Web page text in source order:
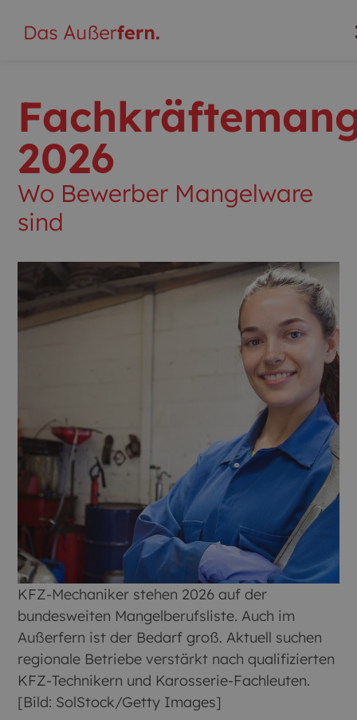
2026
Wo Bewerber Mangelware
sind
KFZ-Mechaniker stehen 2026 auf der
bundesweiten Mangelberufsliste. Auch im
Außerfern ist der Bedarf groß. Aktuell suchen
regionale Betriebe verstärkt nach qualifizierten
KFZ-Technikern und Karosserie-Fachleuten.
[Bild: SolStock/Getty Images]